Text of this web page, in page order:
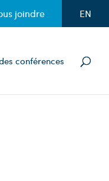
joindre EN
conférences